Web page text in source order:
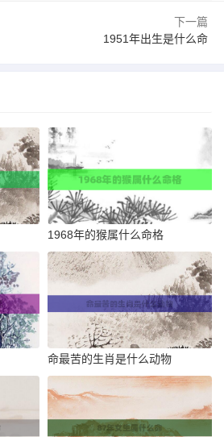
下一篇
1951年出生是什么命
1968年的猴属什么命格
命最苦的生肖是什么动物